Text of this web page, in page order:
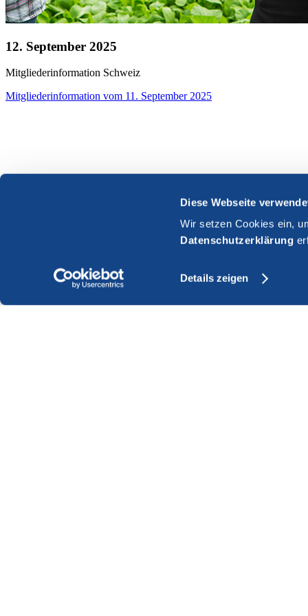
Diese Webseite
Wir setzen Cookies ein,
Datenschutzerklärung
Details zeigen
12. September 2025
Mitgliederinformation Schweiz
Mitgliederinformation vom 11. September 2025